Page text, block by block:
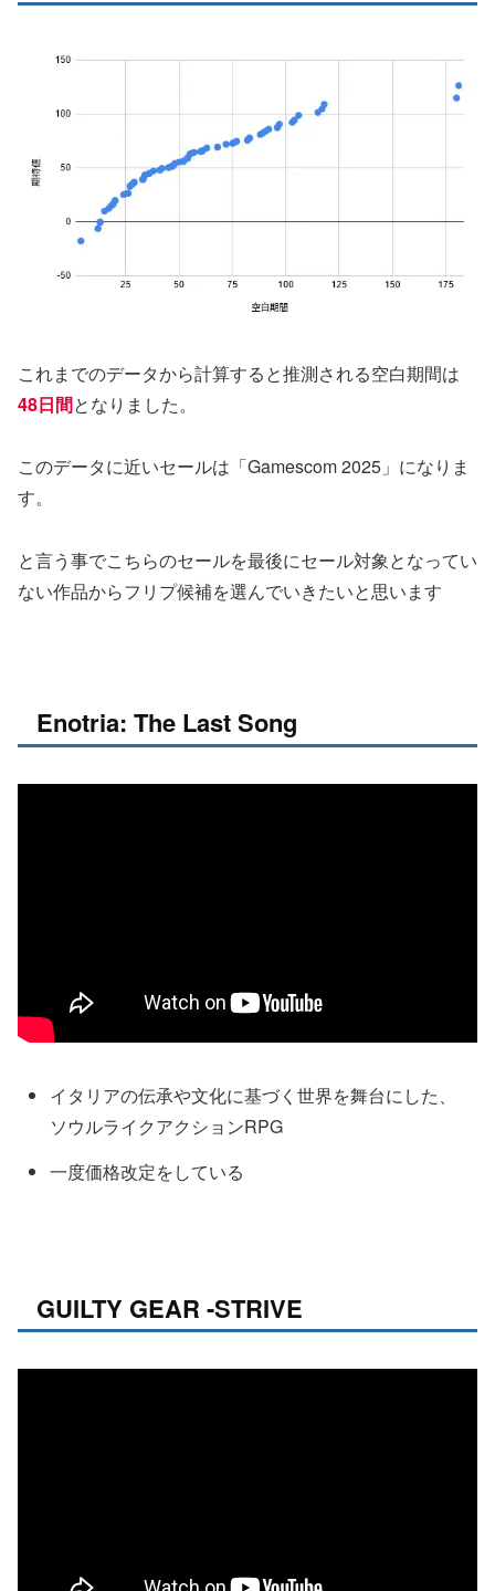
これまでのデータから計算すると推測される空白期間は
48日間となりました。
このデータに近いセールは「Gamescom 2025」になりま
す。
と言う事でこちらのセールを最後にセール対象となってい
ない作品からフリプ候補を選んでいきたいと思います
Enotria: The Last Song
イタリアの伝承や文化に基づく世界を舞台にした、
ソウルライクアクションRPG
一度価格改定をしている
GUILTY GEAR -STRIVE